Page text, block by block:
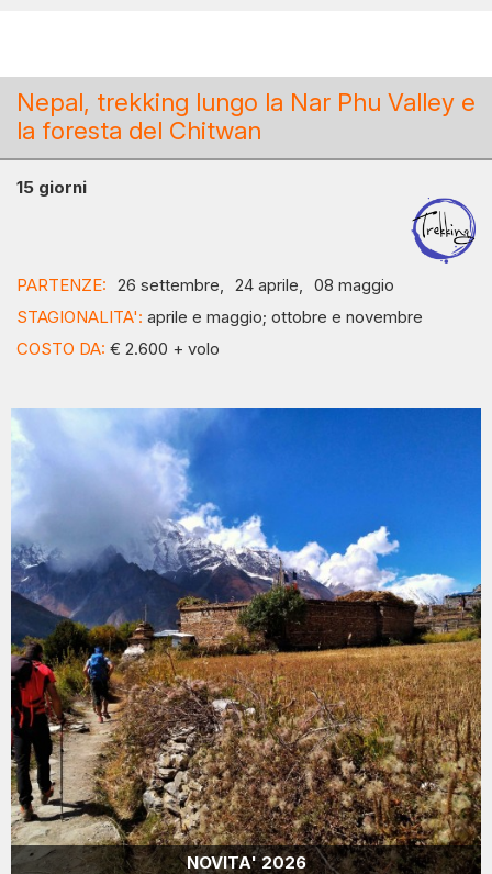
Nepal, trekking lungo la Nar Phu Valley e
la foresta del Chitwan
15 giorni
PARTENZE: 26 settembre, 24 aprile, 08 maggio
STAGIONALITA': aprile e maggio; ottobre e novembre
COSTO DA: € 2.600 + volo
NOVITA' 2026